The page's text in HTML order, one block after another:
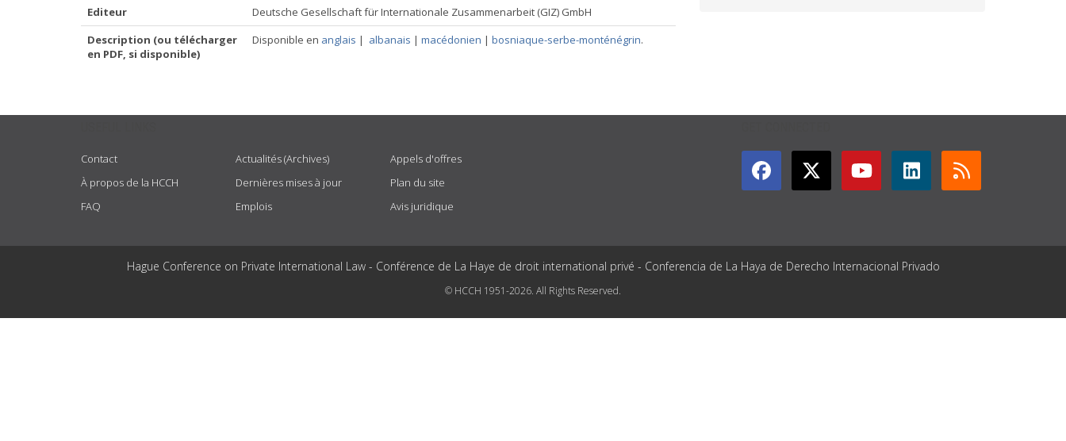
Editeur
Deutsche Gesellschaft für Internationale Zusammenarbeit (GIZ) GmbH
Description (ou télécharger
en PDF, si disponible)
Disponible en anglais | albanais | macédonien | bosniaque-serbe-monténégrin.
Contact
À propos de la HCCH
FAQ
Actualités (Archives)
Dernières mises à jour
Emplois
Appels d'offres
Plan du site
Avis juridique
Hague Conference on Private International Law - Conférence de La Haye de droit international privé - Conferencia de La Haya de Derecho Internacional Privado
© HCCH 1951-2026. All Rights Reserved.